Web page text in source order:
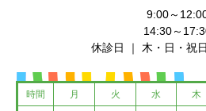
9:00～
14:30～
休診日 ｜ 木・日・祝
時間 月 火 水 木